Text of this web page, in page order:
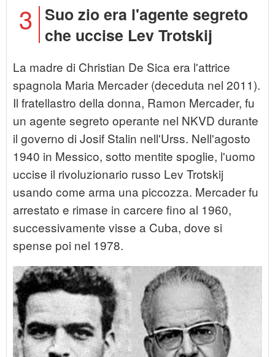
3 Suo zio era l'agente segreto
che uccise Lev Trotskij
La madre di Christian De Sica era l'attrice
spagnola Maria Mercader (deceduta nel 2011).
Il fratellastro della donna, Ramon Mercader, fu
un agente segreto operante nel NKVD durante
il governo di Josif Stalin nell'Urss. Nell'agosto
1940 in Messico, sotto mentite spoglie, l'uomo
uccise il rivoluzionario russo Lev Trotskij
usando come arma una piccozza. Mercader fu
arrestato e rimase in carcere fino al 1960,
successivamente visse a Cuba, dove si
spense poi nel 1978.